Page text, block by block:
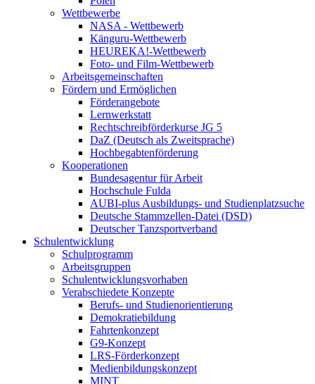
Wettbewerbe
NASA - Wettbewerb
Känguru-Wettbewerb
HEUREKA!-Wettbewerb
Foto- und Film-Wettbewerb
Arbeitsgemeinschaften
Fördern und Ermöglichen
Förderangebote
Lernwerkstatt
Rechtschreibförderkurse JG 5
DaZ (Deutsch als Zweitsprache)
Hochbegabtenförderung
Kooperationen
Bundesagentur für Arbeit
Hochschule Fulda
AUBI-plus Ausbildungs- und Studienplatzsuche
Deutsche Stammzellen-Datei (DSD)
Deutscher Tanzsportverband
Schulentwicklung
Schulprogramm
Arbeitsgruppen
Schulentwicklungsvorhaben
Verabschiedete Konzepte
Berufs- und Studienorientierung
Demokratiebildung
Fahrtenkonzept
G9-Konzept
LRS-Förderkonzept
Medienbildungskonzept
MINT